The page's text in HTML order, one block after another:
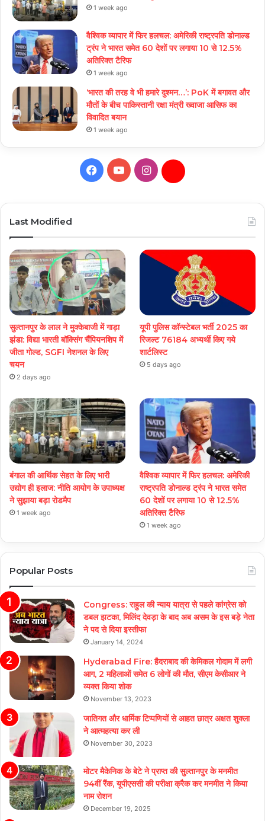
1 week ago
वैश्विक व्यापार में फिर हलचल: अमेरिकी राष्ट्रपति डोनाल्ड
ट्रंप ने भारत समेत 60 देशों पर लगाया 10 से 12.5%
अतिरिक्त टैरिफ
1 week ago
‘भारत की तरह वे भी हमारे दुश्मन…’: PoK में बगावत और
मौतों के बीच पाकिस्तानी रक्षा मंत्री ख्वाजा आसिफ का
विवादित बयान
1 week ago
Facebook
YouTubeInstagramDaily
Last Modified
सुल्तानपुर के लाल ने मुक्केबाजी में गाड़ा
झंडा: विद्या भारती बॉक्सिंग चैंपियनशिप में
जीता गोल्ड, SGFI नेशनल के लिए
चयन
2 days ago
यूपी पुलिस कॉन्स्टेबल भर्ती 2025 का
रिजल्ट 76184 अभ्यर्थी किए गये
शार्टलिस्ट
5 days ago
बंगाल की आर्थिक सेहत के लिए भारी
उद्योग ही इलाज: नीत‌ि आयोग के उपाध्यक्ष
ने सुझाया बड़ा रोडमैप
1 week ago
वैश्विक व्यापार में फिर हलचल: अमेरिकी
राष्ट्रपति डोनाल्ड ट्रंप ने भारत समेत
60 देशों पर लगाया 10 से 12.5%
अतिरिक्त टैरिफ
1 week ago
Popular Posts
Congress: राहुल की न्याय यात्रा से पहले कांग्रेस को
डबल झटका, मिलिंद देवड़ा के बाद अब असम के इस बड़े नेता
ने पद से दिया इस्तीफा
January 14, 2024
Hyderabad Fire: हैदराबाद की केमिकल गोदाम में लगी
आग, 2 महिलाओं समेत 6 लोगों की मौत, सीएम केसीआर ने
व्यक्त किया शोक
November 13, 2023
जातिगत और धार्मिक टिप्पणियों से आहत छात्र अक्षत शुक्ला
ने आत्महत्या कर ली
November 30, 2023
मोटर मैकेनिक के बेटे ने प्राप्त की सुल्तानपुर के मनमीत
94वीं रैंक, यूपीएससी की परीक्षा क्रैक कर मनमीत ने किया
नाम रोशन
December 19, 2025